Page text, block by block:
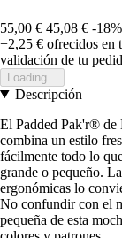
55,00 € 45,08 € -18%
+2,25 € ofrecidos en
validación de tu
Loading...
Descripción
El Padded Pak'r® de
combina un estilo
fácilmente todo lo
grande o pequeño.
ergonómicas lo
No confundir con el
pequeña de esta